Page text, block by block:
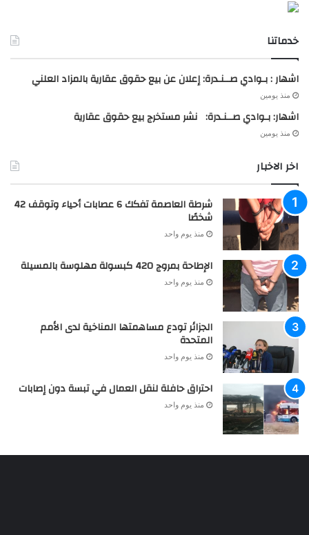
خدماتنا
اشهار : بـوادي صــنـدرة: إعلان عن بيع حقوق عقارية بالمزاد العلني
منذ يومين
اشهار: بـوادي صــنـدرة: نشر مستخرج بيع حقوق عقارية
منذ يومين
اخر الاخبار
شرطة العاصمة تفكك 6 عصابات أحياء وتوقف 42
شخصًا
منذ يوم واحد
الإطاحة بمروج 420 كبسولة مهلوسة بالمسيلة
منذ يوم واحد
الجزائر تودع مساهمتها المناخية لدى الأمم
المتحدة
منذ يوم واحد
احتراق حافلة لنقل العمال في تبسة دون إصابات
منذ يوم واحد